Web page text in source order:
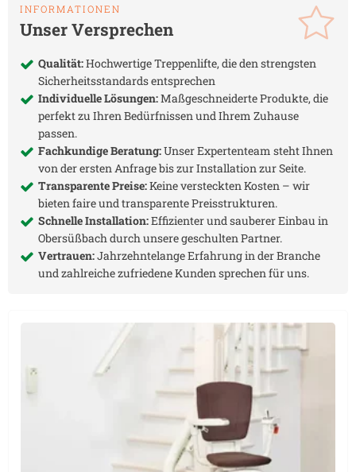
INFORMATIONEN
Unser Versprechen
Qualität:Hochwertige Treppenlifte, die den strengsten
Sicherheitsstandards entsprechen
Individuelle Lösungen:Maßgeschneiderte Produkte, die
perfekt zu Ihren Bedürfnissen und Ihrem Zuhause
passen.
Fachkundige Beratung:Unser Expertenteam steht Ihnen
von der ersten Anfrage bis zur Installation zur Seite.
Transparente Preise:Keine versteckten Kosten – wir
bieten faire und transparente Preisstrukturen.
Schnelle Installation:Effizienter und sauberer Einbau in
Obersüßbachdurch unsere geschulten Partner.
Vertrauen:Jahrzehntelange Erfahrung in der Branche
und zahlreiche zufriedene Kunden sprechen für uns.